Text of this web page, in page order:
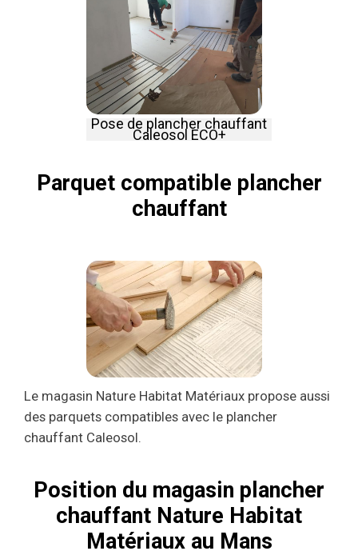
Pose de plancher chauffant
Caleosol ECO+
Parquet compatible plancher
chauffant
Le magasin Nature Habitat Matériaux propose aussi
des parquets compatibles avec le plancher
chauffant Caleosol.
Position du magasin plancher
chauffant Nature Habitat
Matériaux au Mans